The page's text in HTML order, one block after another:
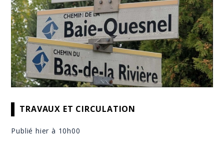
TRAVAUX ET CIRCULATION
Publié hier à 10h00